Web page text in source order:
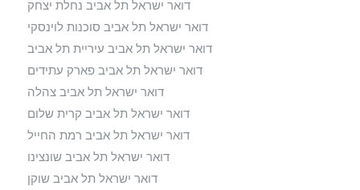
דואר ישראל תל אביב נחלת יצחק
דואר ישראל תל אביב סוכנות לוינסקי
דואר ישראל תל אביב עיריית תל אביב
דואר ישראל תל אביב פארק עתידים
דואר ישראל תל אביב צהלה
דואר ישראל תל אביב קרית שלום
דואר ישראל תל אביב רמת החייל
דואר ישראל תל אביב שונצינו
דואר ישראל תל אביב שוקן